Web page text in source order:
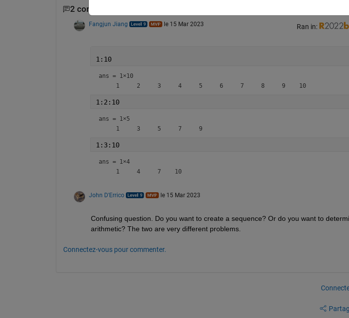
2 commentaires
Fangjun Jiang le 15 Mar 2023 Ran in:
1:10
ans = 1×10
     1     2     3     4     5     6     7     8     9    10
1:2:10
ans = 1×5
     1     3     5     7     9
1:3:10
ans = 1×4
     1     4     7    10
John D'Errico le 15 Mar 2023
Confusing question. Do you want to create a sequence? Or do you want to
arithmetic? The two are very different problems.
Connectez-vous pour commenter.